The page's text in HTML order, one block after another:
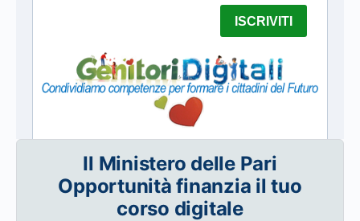
Il Ministero delle Pari
Opportunità finanzia il tuo
corso digitale